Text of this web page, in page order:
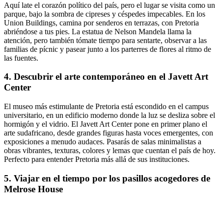
Aquí late el corazón político del país, pero el lugar se visita como un
parque, bajo la sombra de cipreses y céspedes impecables. En los
Union Buildings, camina por senderos en terrazas, con Pretoria
abriéndose a tus pies. La estatua de Nelson Mandela llama la
atención, pero también tómate tiempo para sentarte, observar a las
familias de pícnic y pasear junto a los parterres de flores al ritmo de
las fuentes.
4. Descubrir el arte contemporáneo en el Javett Art
Center
El museo más estimulante de Pretoria está escondido en el campus
universitario, en un edificio moderno donde la luz se desliza sobre el
hormigón y el vidrio. El Javett Art Center pone en primer plano el
arte sudafricano, desde grandes figuras hasta voces emergentes, con
exposiciones a menudo audaces. Pasarás de salas minimalistas a
obras vibrantes, texturas, colores y lemas que cuentan el país de hoy.
Perfecto para entender Pretoria más allá de sus instituciones.
5. Viajar en el tiempo por los pasillos acogedores de
Melrose House